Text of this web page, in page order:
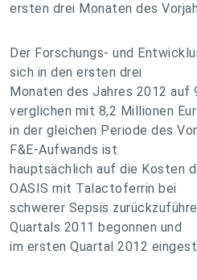
ersten drei Monaten des
Der Forschungs- und
sich in den ersten drei
Monaten des Jahres 2012 auf
verglichen mit 8,2 Millionen
in der gleichen Periode des
F&E-Aufwands ist
hauptsächlich auf die Kosten
OASIS mit Talactoferrin bei
schwerer Sepsis
Quartals 2011 begonnen und
im ersten Quartal 2012